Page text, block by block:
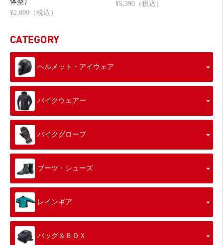
¥2,090（税込）
¥5,390（税込）
CATEGORY
ヘルメット・アイウェア
バイクウェアー
バイクグローブ
ブーツ・シューズ
レインギア
バッグ＆ＢＯＸ